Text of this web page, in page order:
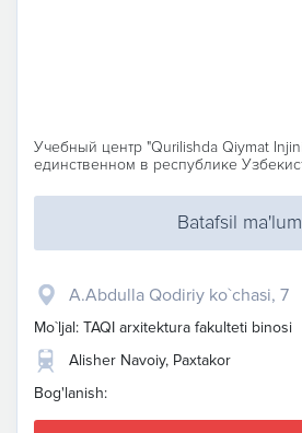
Учебный центр "Qurilishda Qiymat
единственном в республике
Batafsil
A.Abdulla Qodiriy ko`chasi, 7
Mo`ljal: TAQI arxitektura fakulteti binosi
Alisher Navoiy, Paxtakor
Bog'lanish: